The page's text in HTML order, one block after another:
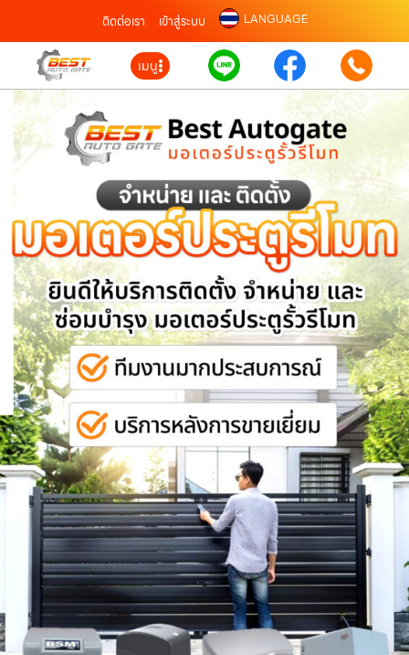
ติดต่อเรา เข้าสู่ระบบ LANGUAGE
เมนู